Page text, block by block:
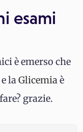
esami
è emerso che
laGlicemiaè
grazie.